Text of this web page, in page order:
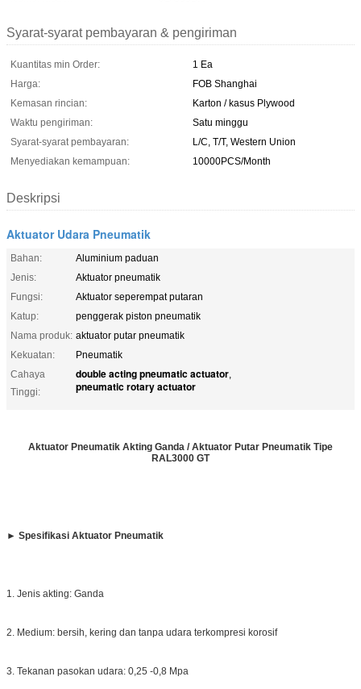
Syarat-syarat pembayaran & pengiriman
Kuantitas min Order:
1 Ea
Harga:
FOB Shanghai
Kemasan rincian:
Karton / kasus Plywood
Waktu pengiriman:
Satu minggu
Syarat-syarat pembayaran:
L/C, T/T, Western Union
Menyediakan kemampuan:
10000PCS/Month
Deskripsi
Aktuator Udara Pneumatik
Bahan:
Aluminium paduan
Jenis:
Aktuator pneumatik
Fungsi:
Aktuator seperempat putaran
Katup:
penggerak piston pneumatik
Nama produk: aktuator putar pneumatik
Kekuatan:
Pneumatik
Cahaya
Tinggi:
double acting pneumatic actuator,
pneumatic rotary actuator
Aktuator Pneumatik Akting Ganda / Aktuator Putar Pneumatik Tipe
RAL3000 GT
► Spesifikasi Aktuator Pneumatik
1. Jenis akting: Ganda
2. Medium: bersih, kering dan tanpa udara terkompresi korosif
3. Tekanan pasokan udara: 0,25 -0,8 Mpa